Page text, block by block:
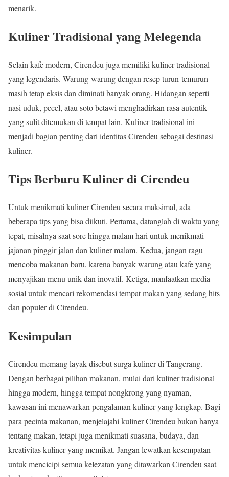
menarik.
Kuliner Tradisional yang Melegenda
Selain kafe modern, Cirendeu juga memiliki kuliner tradisional
yang legendaris. Warung-warung dengan resep turun-temurun
masih tetap eksis dan diminati banyak orang. Hidangan seperti
nasi uduk, pecel, atau soto betawi menghadirkan rasa autentik
yang sulit ditemukan di tempat lain. Kuliner tradisional ini
menjadi bagian penting dari identitas Cirendeu sebagai destinasi
kuliner.
Tips Berburu Kuliner di Cirendeu
Untuk menikmati kuliner Cirendeu secara maksimal, ada
beberapa tips yang bisa diikuti. Pertama, datanglah di waktu yang
tepat, misalnya saat sore hingga malam hari untuk menikmati
jajanan pinggir jalan dan kuliner malam. Kedua, jangan ragu
mencoba makanan baru, karena banyak warung atau kafe yang
menyajikan menu unik dan inovatif. Ketiga, manfaatkan media
sosial untuk mencari rekomendasi tempat makan yang sedang hits
dan populer di Cirendeu.
Kesimpulan
Cirendeu memang layak disebut surga kuliner di Tangerang.
Dengan berbagai pilihan makanan, mulai dari kuliner tradisional
hingga modern, hingga tempat nongkrong yang nyaman,
kawasan ini menawarkan pengalaman kuliner yang lengkap. Bagi
para pecinta makanan, menjelajahi kuliner Cirendeu bukan hanya
tentang makan, tetapi juga menikmati suasana, budaya, dan
kreativitas kuliner yang memikat. Jangan lewatkan kesempatan
untuk mencicipi semua kelezatan yang ditawarkan Cirendeu saat